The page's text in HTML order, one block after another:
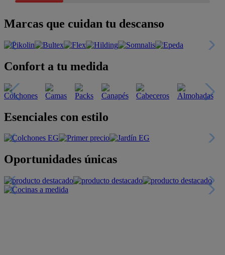
Marcas que cuidan tu descanso
Confort a tu medida
Esenciales con estilo
Oportunidades únicas